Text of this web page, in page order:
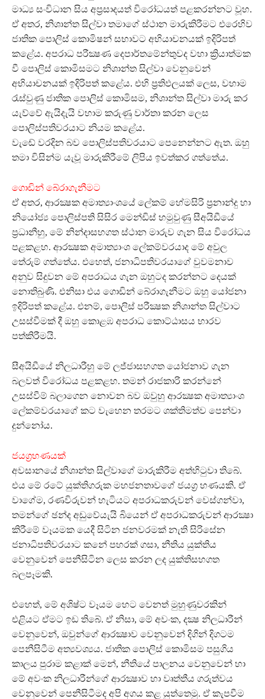
මාධ්‍ය සංවිධාන සිය අප්‍රසාදයත් විරෝධයත් පළකරන්නට වූහ.
ඒ අතර, නිශාන්ත සිල්වා තමාගේ ස්ථාන මාරුකිරීමට එරෙහිව
ජාතික පොලිස් කොමිෂන් සභාවට අභියාචනයක් ඉදිරිපත්
කළේය. අපරාධ පරීක්‍ෂණ දෙපාර්තමේන්තුවද වහා ක්‍රියාත්මක
වී පොලිස් කොමිසමට නිශාන්ත සිල්වා වෙනුවෙන්
අභියාචනයක් ඉදිරිපත් කළේය. එහි ප්‍රතිඵලයක් ලෙස, වහාම
රැස්වුණු ජාතික පොලිස් කොමිසම, නිශාන්ත සිල්වා මාරු කර
යැව්වේ ඇයිදැයි වහාම කරුණු වාර්තා කරන ලෙස
පොලිස්පතිවරයාට නියම කළේය.
වැඬේ වරදින බව පොලිස්පතිවරයාට පෙනෙන්නට ඇත. ඔහු
තමා විසින්ම යැවූ මාරුකිරීමේ ලිපිය ඉවත්කර ගත්තේය.
ගොඩින් බේරාගැනීමට
ඒ අතර, ආරක්‍ෂක අමාත්‍යාංශයේ ලේකම් හේමසිරි ප්‍රනාන්දු හා
නියෝජ්‍ය පොලිස්පති සිසිර මෙන්ඩිස් හමුවුණු සීඅයිඩීයේ
ප්‍රධානීහු, මේ නින්දාසහගත ස්ථාන මාරුව ගැන සිය විරෝධය
පළකළහ. ආරක්‍ෂක අමාත්‍යාංශ ලේකම්වරයාද මේ අවුල
තේරුම් ගත්තේය. එහෙත්, ජනාධිපතිවරයාගේ වුවමනාව
අනුව සිදුවන මේ අපරාධය ගැන ඔහුටද කරන්නට දෙයක්
නොතිබුණි. එනිසා එය ගොඩින් බේරාගැනීමට ඔහු යෝජනා
ඉදිරිපත් කළේය. එනම්, පොලිස් පරීක්‍ෂක නිශාන්ත සිල්වාට
උසස්වීමක් දී ඔහු කොළඹ අපරාධ කොට්ඨාසය භාරව
පත්කිරීමයි.
සීඅයිඩීයේ නිලධාරීහු මේ ලජ්ජාසහගත යෝජනාව ගැන
බලවත් විරෝධය පළකළහ. තමන් රාජකාරි කරන්නේ
උසස්වීම් බලාගෙන නොවන බව ඔවුහු ආරක්‍ෂක අමාත්‍යාංශ
ලේකම්වරයාගේ කට වැහෙන තරමට ශක්තිමත්ව පෙන්වා
දුන්නෝය.
ජයග්‍රහණයක්
අවසානයේ නිශාන්ත සිල්වාගේ මාරුකිරීම අත්හිටුවා තිබේ.
එය මේ රටේ යුක්තිගරුක මහජනතාවගේ ජයග්‍ර හණයකි. ඒ
වාගේම, රණවිරුවන් හැටියට අපරාධකරුවන් වෙස්ගන්වා,
තමන්ගේ ඡන්ද අඩුවේයැයි බියෙන් ඒ අපරාධකරුවන් ආරක්‍ෂා
කිරීමේ වෑයමක යෙදී සිටින ජනවරමක් නැති සිරිසේන
ජනාධිපතිවරයාට කනේ පහරක් ගසා, නීතිය යුක්තිය
වෙනුවෙන් පෙනීසිටින ලෙස කරන ලද යුක්තිසහගත
බලපෑමකි.
එහෙත්, මේ අශිෂ්ට වෑයම හෙට වෙනත් මුහුණුවරකින්
එළියට ඒමට ඉඩ තිබේ. ඒ නිසා, මේ අවංක, දක්‍ෂ නිලධාරීන්
වෙනුවෙන්, ඔවුන්ගේ ආරක්‍ෂාව වෙනුවෙන් දිගින් දිගටම
පෙනීසිටීම අත්‍යවශ්‍යය. ජාතික පොලිස් කොමිසම පසුගිය
කාලය පුරාම කළාක් මෙන්, නීතියේ පාලනය වෙනුවෙන් හා
මේ අවංක නිලධාරීන්ගේ ආරක්‍ෂාව හා වෘත්තීය ගරුත්වය
වෙනුවෙන් පෙනීසිටීමද අපි අගය කළ යුත්තෙමු. ඒ කැපවීම